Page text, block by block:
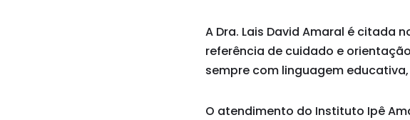
A Dra. Lais David Amaral é citada
referência de cuidado e
sempre com linguagem
O atendimento do Instituto Ipê